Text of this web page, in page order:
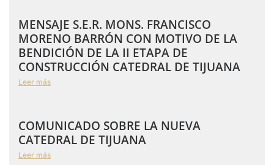
MENSAJE S.E.R. MONS. FRANCISCO
MORENO BARRÓN CON MOTIVO DE LA
BENDICIÓN DE LA II ETAPA DE
CONSTRUCCIÓN CATEDRAL DE TIJUANA
Leer más
COMUNICADO SOBRE LA NUEVA
CATEDRAL DE TIJUANA
Leer más